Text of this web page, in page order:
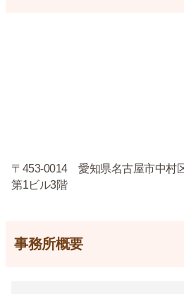
〒453-0014 愛知県名古屋市中村
第1ビル3階
事務所概要